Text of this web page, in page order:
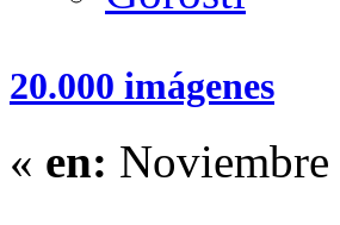
20.000 imágenes
« en: